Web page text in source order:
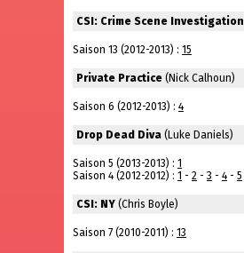
CSI: Crime Scene Investigation
Saison 13 (2012-2013) : 15
Private Practice (Nick Calhoun)
Saison 6 (2012-2013) : 4
Drop Dead Diva (Luke Daniels)
Saison 5 (2013-2013) : 1
Saison 4 (2012-2012) : 1 - 2 - 3 - 4 - 5
CSI: NY (Chris Boyle)
Saison 7 (2010-2011) : 13